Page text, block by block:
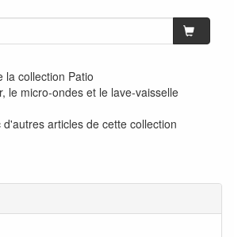
la collection Patio
le micro-ondes et le lave-vaisselle
articles de cette collection